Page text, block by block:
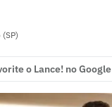
(SP)
o Lance! no Google